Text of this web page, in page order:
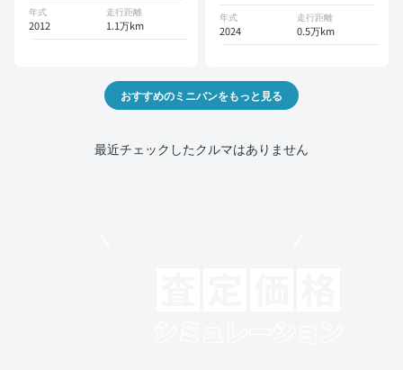
年式
2012
走行距離
1.1万km
年式
2024
走行距離
0.5万km
おすすめのミニバンをもっと見る
最近チェックしたクルマはありません